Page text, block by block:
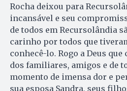
Rocha deixou para
incansável e seu
de todos em Recursolândia
carinho por todos que
conhecê-lo. Rogo a Deus
dos familiares, amigos e de
momento de imensa dor e
sua esposa Sandra, seus